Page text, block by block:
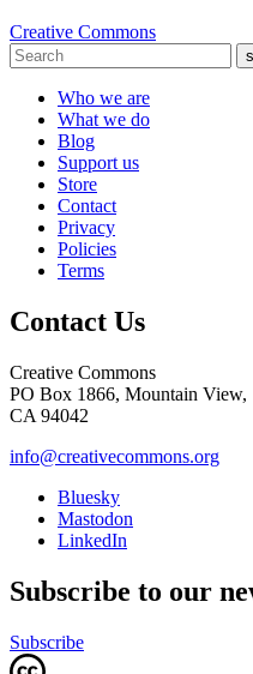
Creative Commons
Who we are
What we do
Blog
Support us
Store
Contact
Privacy
Policies
Terms
Contact Us
Creative Commons
PO Box 1866, Mountain View,
CA 94042
info@creativecommons.org
Bluesky
Mastodon
LinkedIn
Subscribe to our
Subscribe